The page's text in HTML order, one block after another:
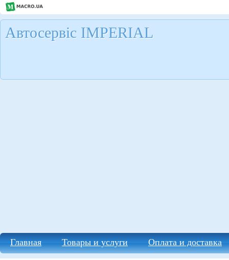
Автосервіс IMPERIAL
Главная Товары и услуги Оплата и доставка